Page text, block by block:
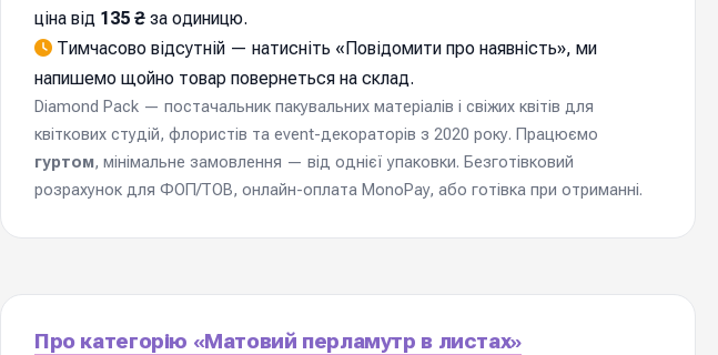
ціна від 135 ₴ за одиницю.
Тимчасово відсутній — натисніть «Повідомити про наявність», ми
напишемо щойно товар повернеться на склад.
Diamond Pack — постачальник пакувальних матеріалів і свіжих квітів для
квіткових студій, флористів та event-декораторів з 2020 року. Працюємо
гуртом, мінімальне замовлення — від однієї упаковки. Безготівковий
розрахунок для ФОП/ТОВ, онлайн-оплата MonoPay, або готівка при отриманні.
Про категорію «Матовий перламутр в листах»